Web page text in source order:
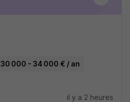
30 000 - 34 000 € / an
il y a 2 heures